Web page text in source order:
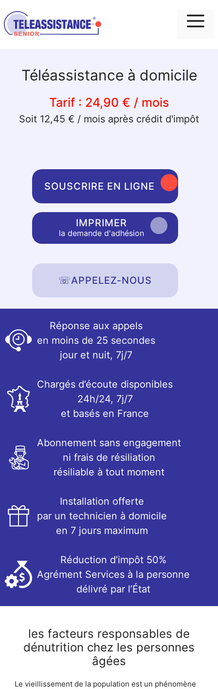
Téléassistance à domicile
Tarif : 24,90 € / mois
Soit 12,45 € / mois après crédit d'impôt
SOUSCRIRE EN LIGNE
IMPRIMER
la demande d'adhésion
☏APPELEZ-NOUS
Réponse aux appels
en moins de 25 secondes
jour et nuit, 7j/7
Chargés d’écoute disponibles
24h/24, 7j/7
et basés en France
Abonnement sans engagement
ni frais de résiliation
résiliable à tout moment
Installation offerte
par un technicien à domicile
en 7 jours maximum
Réduction d’impôt 50%
Agrément Services à la personne
délivré par l’État
les facteurs responsables de
dénutrition chez les personnes
âgées
Le vieillissement de la population est un phénomène